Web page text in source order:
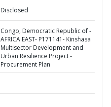
Disclosed
Congo, Democratic Republic of -
AFRICA EAST- P171141- Kinshasa
Multisector Development and
Urban Resilience Project -
Procurement Plan